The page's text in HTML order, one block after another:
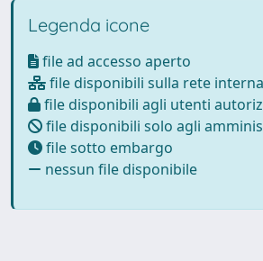
Legenda icone
file ad accesso aperto
file disponibili sulla rete interna
file disponibili agli utenti
file disponibili solo agli
file sotto embargo
nessun file disponibile